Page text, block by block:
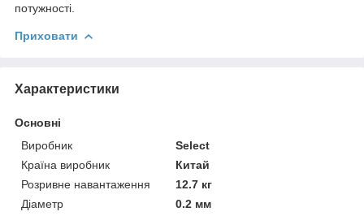
потужності.
Приховати
Характеристики
Основні
Виробник
Select
Країна виробник
Китай
Розривне навантаження
12.7 кг
Діаметр
0.2 мм